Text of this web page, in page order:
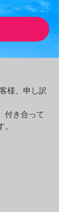
様、申し訳
付き合って